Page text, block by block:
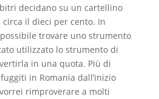
decidano su un cartellino
il dieci per cento. In
trovare uno strumento
utilizzato lo strumento di
in una quota. Più di
in Romania dall’inizio
rimproverare a molti